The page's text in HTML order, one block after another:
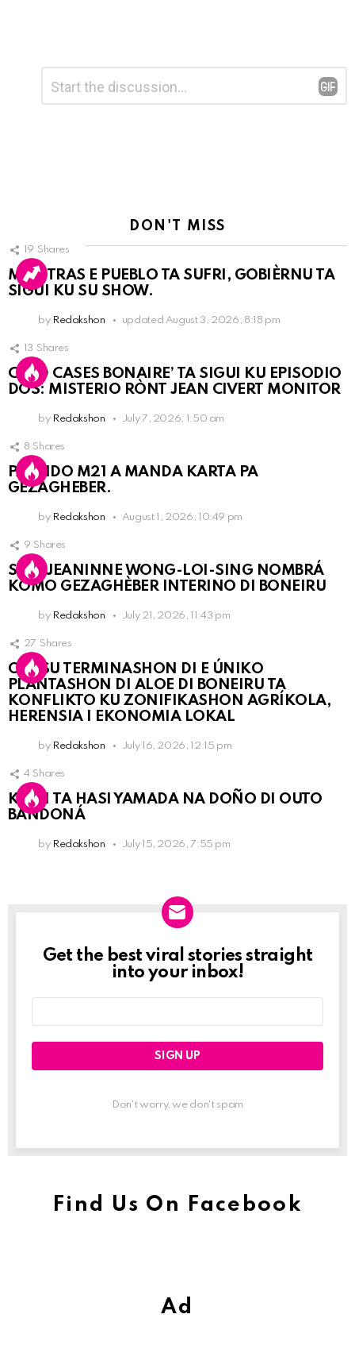
Reply
DON'T MISS
19 Shares
MIENTRAS E PUEBLO TA SUFRI, GOBIÈRNU TA
SIGUI KU SU SHOW.
by Redakshon updated August 3, 2026, 8:18 pm
13 Shares
COLD CASES BONAIRE’ TA SIGUI KU EPISODIO
DOS: MISTERIO RÒNT JEAN CIVERT MONITOR
by Redakshon July 7, 2026, 1:50 am
8 Shares
PARTIDO M21 A MANDA KARTA PA
GEZAGHEBER.
by Redakshon August 1, 2026, 10:49 pm
9 Shares
SRA. JEANINNE WONG-LOI-SING NOMBRÁ
KOMO GEZAGHÈBER INTERINO DI BONEIRU
by Redakshon July 21, 2026, 11:43 pm
27 Shares
OLB SU TERMINASHON DI E ÚNIKO
PLANTASHON DI ALOE DI BONEIRU TA
KONFLIKTO KU ZONIFIKASHON AGRÍKOLA,
HERENSIA I EKONOMIA LOKAL
by Redakshon July 16, 2026, 12:15 pm
4 Shares
KPCN TA HASI YAMADA NA DOÑO DI OUTO
BANDONÁ
by Redakshon July 15, 2026, 7:55 pm
Newslett
Get the best viral stories straight
into your inbox!
Don't worry, we don't spam
Find Us On Facebook
Ad